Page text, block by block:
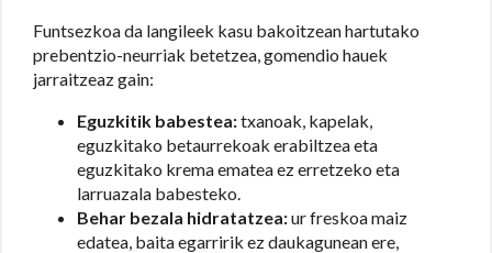
Funtsezkoa da langileek kasu bakoitzean hartutako
prebentzio-neurriak betetzea, gomendio hauek
jarraitzeaz gain:
Eguzkitik babestea:txanoak, kapelak,
eguzkitako betaurrekoak erabiltzea eta
eguzkitako krema ematea ez erretzeko eta
larruazala babesteko.
Behar bezala hidratatzea:ur freskoa maiz
edatea, baita egarririk ez daukagunean ere,